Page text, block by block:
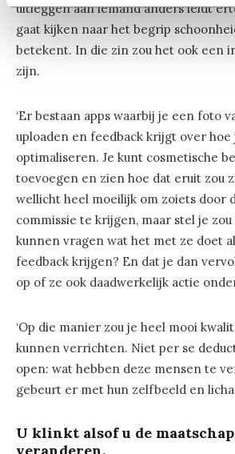
uitleggen aan iemand anders leidt
gaat kijken naar het begrip
betekent. In die zin zou het ook een
zijn.
‘Er bestaan apps waarbij je een foto
uploaden en feedback krijgt over
optimaliseren. Je kunt cosmetische
toevoegen en zien hoe dat eruit zou
wellicht heel moeilijk om zoiets door
commissie te krijgen, maar stel je
kunnen vragen wat het met ze doet
feedback krijgen? En dat je dan
op of ze ook daadwerkelijk actie
‘Op die manier zou je heel mooi
kunnen verrichten. Niet per se
open: wat hebben deze mensen te
gebeurt er met hun zelfbeeld en
U klinkt alsof u de